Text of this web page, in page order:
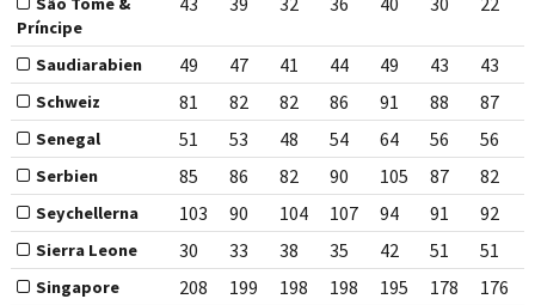
Príncipe
Saudiarabien 49 47 41 44 49 43 43
Schweiz 81 82 82 86 91 88 87
Senegal 51 53 48 54 64 56 56
Serbien 85 86 82 90 105 87 82
Seychellerna 103 90 104 107 94 91 92
Sierra Leone 30 33 38 35 42 51 51
Singapore 208 199 198 198 195 178 176